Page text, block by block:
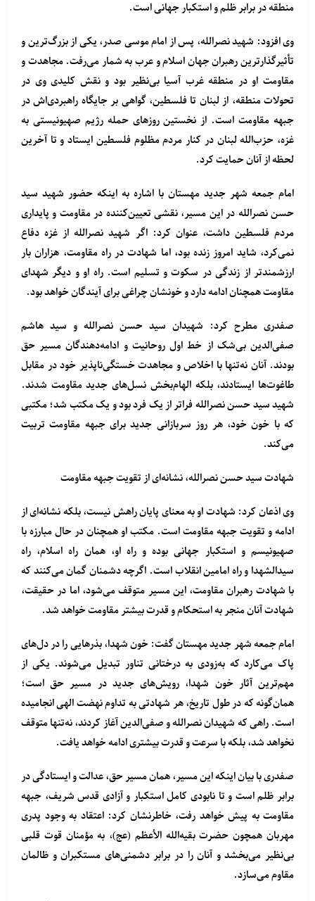
منطقه در برابر ظلم و استکبار جهانی است.
وی افزود: شهید نصرالله، پس از امام موسی صدر، یکی از بزرگ‌ترین و
تأثیرگذارترین رهبران جهان اسلام و عرب به شمار می‌رفت. مجاهدت و
مقاومت او در منطقه غرب آسیا بی‌نظیر بود و نقش کلیدی وی در
تحولات منطقه، از لبنان تا فلسطین، گواهی بر جایگاه راهبردی‌اش در
جبهه مقاومت است. از نخستین روزهای حمله رژیم صهیونیستی به
غزه، حزب‌الله لبنان در کنار مردم مظلوم فلسطین ایستاد و تا آخرین
لحظه از آنان حمایت کرد.
امام جمعه شهر جدید مهستان با اشاره به اینکه حضور شهید سید
حسن نصرالله در این مسیر، نقشی تعیین‌کننده در مقاومت و پایداری
مردم فلسطین داشت، عنوان کرد: اگر شهید نصرالله از غزه دفاع
نمی‌کرد، شاید امروز زنده بود، اما شهادت در راه مقاومت، هزاران بار
ارزشمندتر از زندگی در سکوت و تسلیم است. راه او و دیگر شهدای
مقاومت همچنان ادامه دارد و خونشان چراغی برای آیندگان خواهد بود.
صفدری مطرح کرد: شهیدان سید حسن نصرالله و سید هاشم
صفی‌الدین بی‌شک از خط اول روحانیت و ادامه‌دهندگان مسیر حق
بودند. آنان نه‌تنها با اخلاص و مجاهدت خستگی‌ناپذیر خود در مقابل
طاغوت‌ها ایستادند، بلکه الهام‌بخش نسل‌های جدید مقاومت شدند.
شهید سید حسن نصرالله فراتر از یک فرد بود و یک مکتب شد؛ مکتبی
که با خون خود، هر روز سربازانی جدید برای جبهه مقاومت تربیت
می‌کند.
شهادت سید حسن نصرالله، نشانه‌ای از تقویت جبهه مقاومت
وی اذعان کرد: شهادت او به معنای پایان راهش نیست، بلکه نشانه‌ای از
ادامه و تقویت جبهه مقاومت است. مکتب او همچنان در حال مبارزه با
صهیونیسم و استکبار جهانی بوده و راه او، همان راه اسلام، راه
سیدالشهدا و راه امامین انقلاب است. اگرچه دشمنان گمان می‌کنند که
با شهادت رهبران مقاومت، این مسیر متوقف می‌شود، اما در حقیقت،
شهادت آنان منجر به استحکام و قدرت بیشتر مقاومت خواهد شد.
امام جمعه شهر جدید مهستان گفت: خون شهدا، بذرهایی را در دل‌های
پاک می‌کارد که به‌زودی به درختانی تناور تبدیل می‌شوند. یکی از
مهم‌ترین آثار خون شهدا، رویش‌های جدید در مسیر حق است؛
همان‌گونه که در طول تاریخ، هر شهادتی به تداوم نهضت الهی انجامیده
است. راهی که شهیدان نصرالله و صفی‌الدین آغاز کردند، نه‌تنها متوقف
نخواهد شد، بلکه با سرعت و قدرت بیشتری ادامه خواهد یافت.
صفدری با بیان اینکه این مسیر، همان مسیر حق، عدالت و ایستادگی در
برابر ظلم است و تا نابودی کامل استکبار و آزادی قدس شریف، جبهه
مقاومت به پیش خواهد رفت، خاطرنشان کرد: اعتقاد به وجود پدری
مهربان همچون حضرت بقیه‌الله الأعظم (عج)، به مؤمنان قوت قلبی
بی‌نظیر می‌بخشد و آنان را در برابر دشمنی‌های مستکبران و ظالمان
مقاوم می‌سازد.